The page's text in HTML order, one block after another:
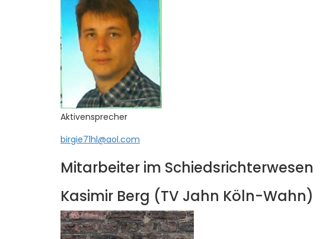
Aktivensprecher
birgie71hl@aol.com
Mitarbeiter im Schiedsrichterwesen
Kasimir Berg (TV Jahn Köln-Wahn)